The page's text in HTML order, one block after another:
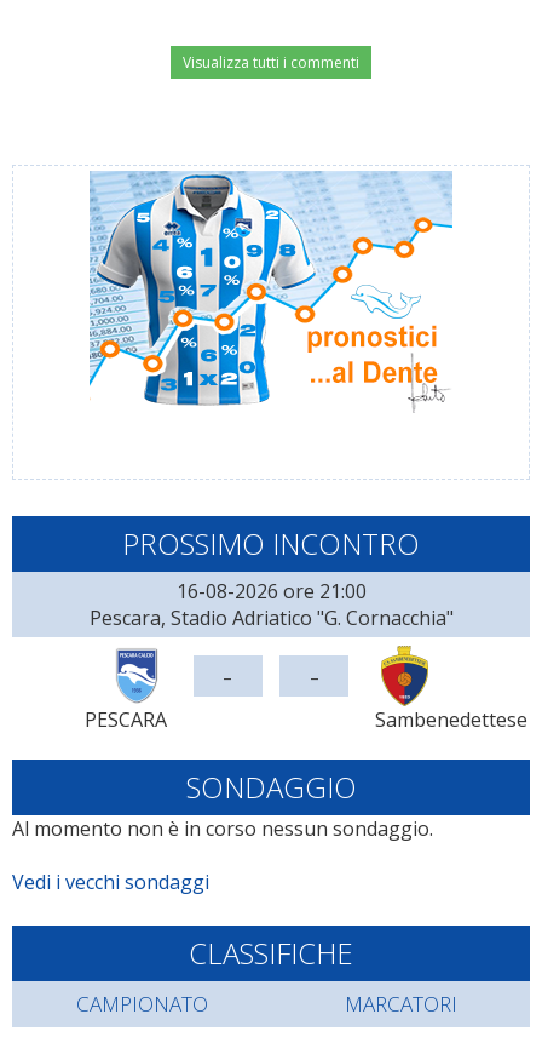
Visualizza tutti i commenti
PROSSIMO INCONTRO
16-08-2026 ore 21:00
Pescara, Stadio Adriatico "G. Cornacchia"
PESCARA
- -
Sambenedettese
SONDAGGIO
Al momento non è in corso nessun sondaggio.
Vedi i vecchi sondaggi
CLASSIFICHE
CAMPIONATO MARCATORI